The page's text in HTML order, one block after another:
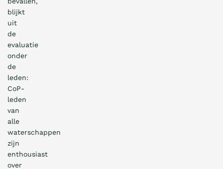
blijkt
uit
de
evaluatie
onder
de
leden:
CoP-
leden
van
alle
waterschappen
zijn
enthousiast
over